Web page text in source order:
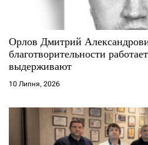
Орлов Дмитрий
благотворительности
выдерживают
10 Липня, 2026